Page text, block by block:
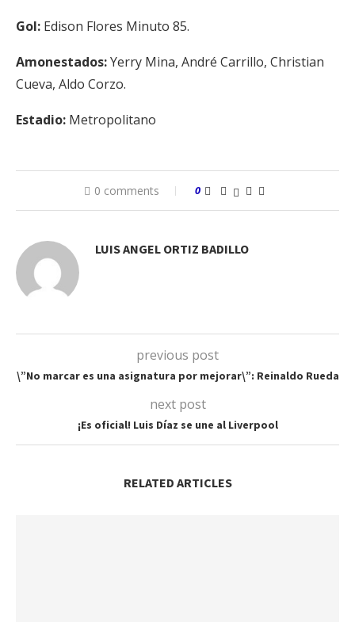
Gol: Edison Flores Minuto 85.
Amonestados:Yerry Mina, André Carrillo, Christian
Cueva, Aldo Corzo.
Estadio: Metropolitano
0 comments 0
LUIS ANGEL ORTIZ BADILLO
previous post
\”No marcar es una asignatura por mejorar\”: Reinaldo Rueda
next post
¡Es oficial! Luis Díaz se une al Liverpool
RELATED ARTICLES